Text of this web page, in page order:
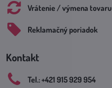
Vrátenie / výmena tovaru
Reklamačný poriadok
Kontakt
Tel​.: +421 915 929 954